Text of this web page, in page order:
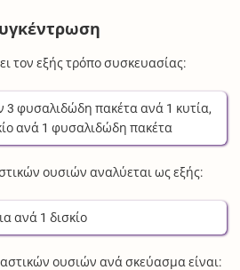
τον εξής τρόπο συσκευασίας:
3 φυσαλιδώδη πακέτα ανά 1 κυτία,
ανά 1 φυσαλιδώδη πακέτα
ουσιών αναλύεται ως εξής:
ανά 1 δισκίο
ουσιών ανά σκεύασμα είναι: